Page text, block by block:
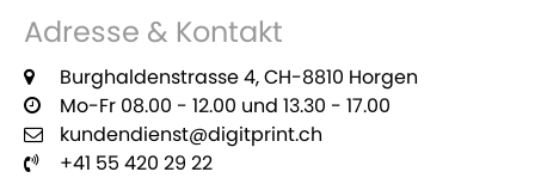
Adresse & Kontakt
Burghaldenstrasse 4, CH-8810 Horgen
Mo-Fr 08.00 - 12.00 und 13.30 - 17.00
kundendienst@digitprint.ch
+41 55 420 29 22